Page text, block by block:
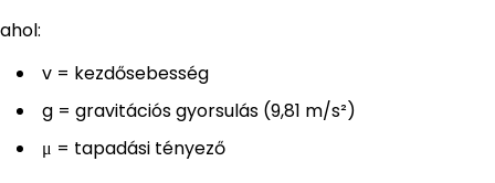
ahol:
v = kezdősebesség
g = gravitációs gyorsulás (9,81 m/s²)
μ = tapadási tényező